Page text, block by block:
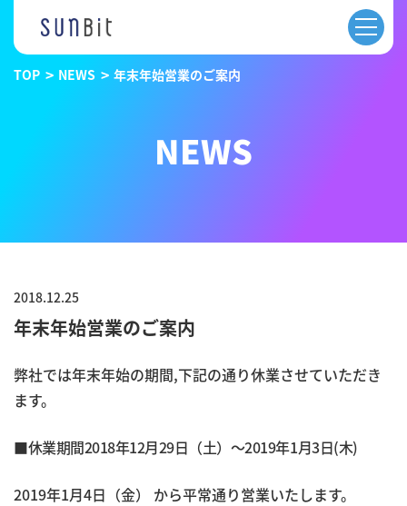
NEWS
2018.12.25
年末年始営業のご案内
弊社では年末年始の期間,下記の通り休業させていただき
ます。
■休業期間2018年12月29日（土）～2019年1月3日(木)
2019年1月4日（金） から平常通り営業いたします。
TOP NEWS 年末年始営業のご案内